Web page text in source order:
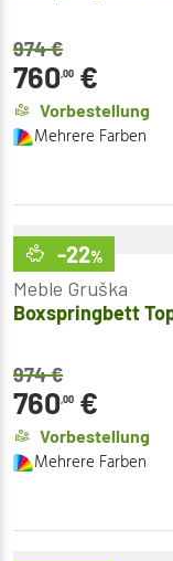
974€
760,00 €
Vorbestellung
Mehrere Farben
-22%
Meble Gruška
Boxspringbett
974€
760,00 €
Vorbestellung
Mehrere Farben